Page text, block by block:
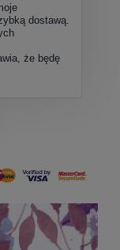
dostawą.
że będę